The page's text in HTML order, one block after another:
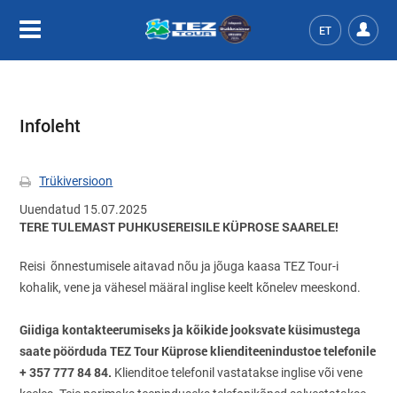
ET
Infoleht
Trükiversioon
Uuendatud 15.07.2025
TERE TULEMAST PUHKUSEREISILE KÜPROSE SAARELE!
Reisi õnnestumisele aitavad nõu ja jõuga kaasa TEZ Tour-i
kohalik, vene ja vähesel määral inglise keelt kõnelev meeskond.
Giidiga kontakteerumiseks ja kõikide jooksvate küsimustega
saate pöörduda TEZ Tour Küprose klienditeenindustoe telefonile
+357 777 84 84. Klienditoe telefonil vastatakse inglise või vene